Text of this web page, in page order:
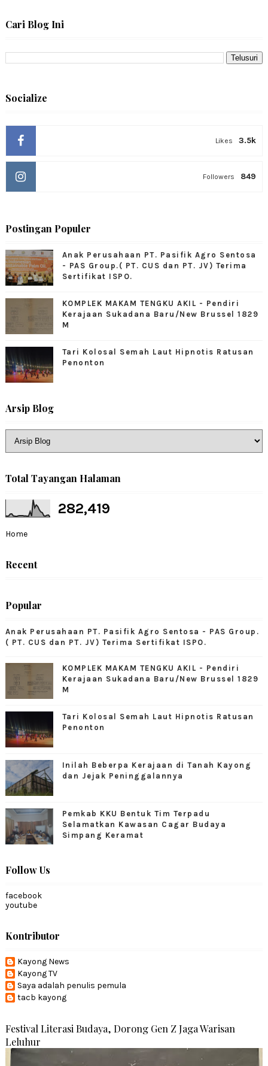
Cari Blog Ini
Socialize
3.5k
Likes
849
Followers
Postingan Populer
Anak Perusahaan PT. Pasifik Agro Sentosa
- PAS Group.( PT. CUS dan PT. JV) Terima
Sertifikat ISPO.
KOMPLEK MAKAM TENGKU AKIL - Pendiri
Kerajaan Sukadana Baru/New Brussel 1829
M
Tari Kolosal Semah Laut Hipnotis Ratusan
Penonton
Arsip Blog
Total Tayangan Halaman
282,419
Home
Recent
Popular
Anak Perusahaan PT. Pasifik Agro Sentosa - PAS Group.
( PT. CUS dan PT. JV) Terima Sertifikat ISPO.
KOMPLEK MAKAM TENGKU AKIL - Pendiri
Kerajaan Sukadana Baru/New Brussel 1829
M
Tari Kolosal Semah Laut Hipnotis Ratusan
Penonton
Inilah Beberpa Kerajaan di Tanah Kayong
dan Jejak Peninggalannya
Pemkab KKU Bentuk Tim Terpadu
Selamatkan Kawasan Cagar Budaya
Simpang Keramat
Follow Us
facebook
youtube
Kontributor
Kayong News
Kayong TV
Saya adalah penulis pemula
tacb kayong
Festival Literasi Budaya, Dorong Gen Z Jaga Warisan
Leluhur